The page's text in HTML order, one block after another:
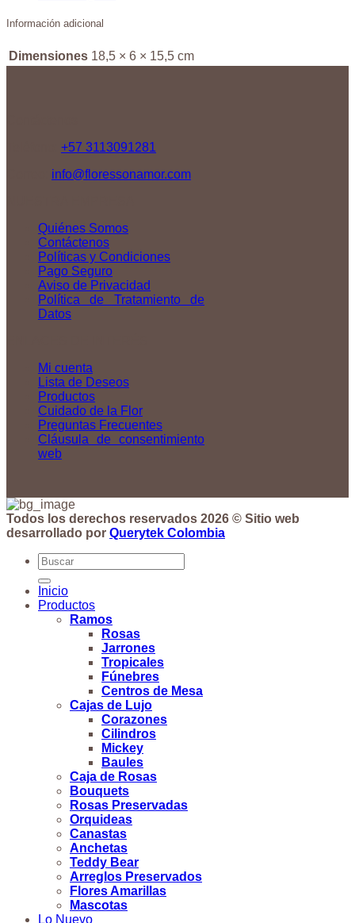
Información adicional
Dimensiones 18,5 × 6 × 15,5 cm
+57 3113091281
info@floressonamor.com
Quiénes Somos
Contáctenos
Políticas y Condiciones
Pago Seguro
Aviso de Privacidad
Política de Tratamiento de
Datos
Mi cuenta
Lista de Deseos
Productos
Cuidado de la Flor
Preguntas Frecuentes
Cláusula de consentimiento
web
Todos los derechos reservados 2026 © Sitio web
desarrollado por Querytek Colombia
Buscar
por:
Inicio
Productos
Ramos
Rosas
Jarrones
Tropicales
Fúnebres
Centros de Mesa
Cajas de Lujo
Corazones
Cilindros
Mickey
Baules
Caja de Rosas
Bouquets
Rosas Preservadas
Orquideas
Canastas
Anchetas
Teddy Bear
Arreglos Preservados
Flores Amarillas
Mascotas
Lo Nuevo